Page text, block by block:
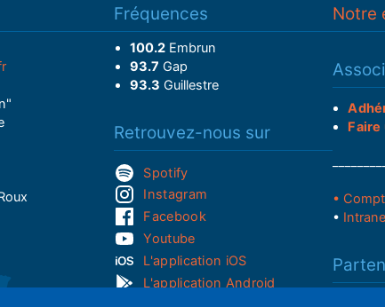
Fréquences
100.2Embrun
93.7 Gap
93.3 Guillestre
Retrouvez-nous sur
Spotify
Instagram
Facebook
Youtube
L'application iOS
L'application Android
Notre
Faire
•
•